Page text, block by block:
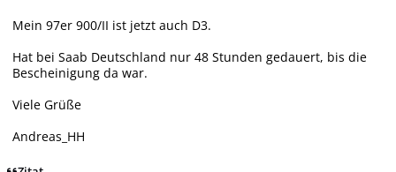
Mein 97er 900/II ist jetzt auch D3.
Hat bei Saab Deutschland nur 48 Stunden gedauert, bis die
Bescheinigung da war.
Viele Grüße
Andreas_HH